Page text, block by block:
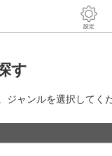
す
ジャンルを選択してく